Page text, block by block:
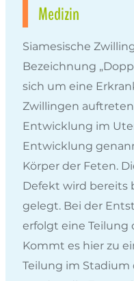
Medizin
Siamesische
Bezeichnung
sich um eine
Zwillingen
Entwicklung im
Entwicklung
Körper der Feten.
Defekt wird bereits
gelegt. Bei der
erfolgt eine Teilung
Kommt es hier zu
Teilung im Stadium